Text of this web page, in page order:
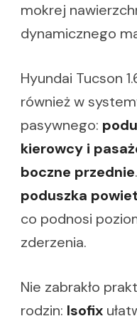
mokrej
dynamicznego
Hyundai Tucson
również w
pasywnego:
kierowcy i
boczne przednie
poduszka
co podnosi
zderzenia.
Nie zabrakło
rodzin: Isofix